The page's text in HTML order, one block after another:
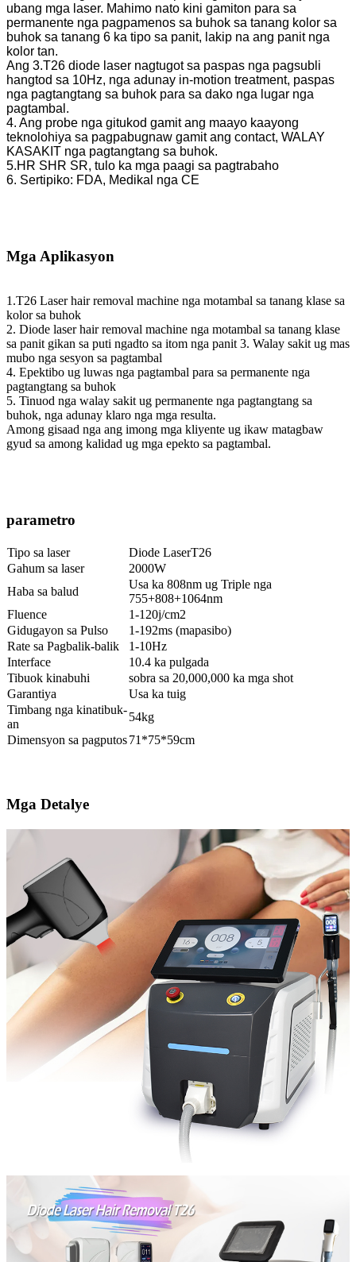
ubang mga laser. Mahimo nato kini gamiton para sa
permanente nga pagpamenos sa buhok sa tanang kolor sa
buhok sa tanang 6 ka tipo sa panit, lakip na ang panit nga
kolor tan.
Ang 3.T26 diode laser nagtugot sa paspas nga pagsubli
hangtod sa 10Hz, nga adunay in-motion treatment, paspas
nga pagtangtang sa buhok para sa dako nga lugar nga
pagtambal.
4. Ang probe nga gitukod gamit ang maayo kaayong
teknolohiya sa pagpabugnaw gamit ang contact, WALAY
KASAKIT nga pagtangtang sa buhok.
5.HR SHR SR, tulo ka mga paagi sa pagtrabaho
6. Sertipiko: FDA, Medikal nga CE
Mga Aplikasyon
1.T26 Laser hair removal machine nga motambal sa tanang klase sa
kolor sa buhok
2. Diode laser hair removal machine nga motambal sa tanang klase
sa panit gikan sa puti ngadto sa itom nga panit 3. Walay sakit ug mas
mubo nga sesyon sa pagtambal
4. Epektibo ug luwas nga pagtambal para sa permanente nga
pagtangtang sa buhok
5. Tinuod nga walay sakit ug permanente nga pagtangtang sa
buhok, nga adunay klaro nga mga resulta.
Among gisaad nga ang imong mga kliyente ug ikaw matagbaw
gyud sa among kalidad ug mga epekto sa pagtambal.
parametro
Tipo sa laser
Diode LaserT26
Gahum sa laser
2000W
Haba sa balud
Usa ka 808nm ug Triple nga
755+808+1064nm
Fluence
1-120j/cm2
Gidugayon sa Pulso
1-192ms (mapasibo)
Rate sa Pagbalik-balik
1-10Hz
Interface
10.4 ka pulgada
Tibuok kinabuhi
sobra sa 20,000,000 ka mga shot
Garantiya
Usa ka tuig
Timbang nga kinatibuk-
an
54kg
Dimensyon sa pagputos71*75*59cm
Mga Detalye